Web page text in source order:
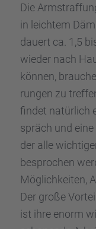
Die
in leich­tem
dauert ca. 1,5
wieder nach
können,
run­gen zu
findet natür­lich
spräch und
der alle
bespro­chen
Möglich­kei­ten,
Der große
ist ihre enorm